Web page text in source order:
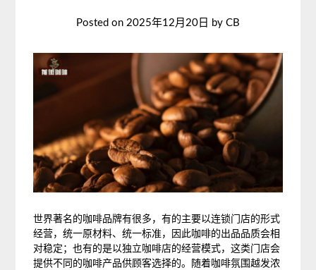
Posted on 2025年12月20日 by CB
世界著名的咖啡品牌有很多，有的主要以连锁门店的形式
经营，统一原材料、统一标准，因此咖啡的出品品质会相
对稳定；也有的是以独立咖啡店的经营模式，这类门店会
提供不同的咖啡产品供顾客选择的。随着咖啡氛围越发浓